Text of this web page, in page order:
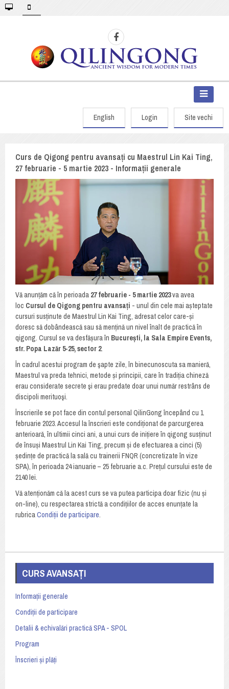
English Login Site vechi
Curs de Qigong pentru avansați cu Maestrul Lin Kai Ting,
27 februarie - 5 martie 2023 - Informații generale
Vă anunțăm că în perioada 27 februarie - 5 martie 2023va avea
loc Cursul de Qigong pentru avansați - unul din cele mai așteptate
cursuri susținute de Maestrul Lin Kai Ting, adresat celor care-și
doresc să dobândească sau să mențină un nivel înalt de practică în
qigong. Cursul se va desfășura în București, la Sala Empire Events,
str. Popa Lazăr 5-25, sector 2.
În cadrul acestui program de şapte zile, în binecunoscuta sa manieră,
Maestrul va preda tehnici, metode și principii, care în tradiția chineză
erau considerate secrete şi erau predate doar unui număr restrâns de
discipoli merituoşi.
Înscrierile se pot face din contul personal QilinGong începând cu 1
februarie 2023. Accesul la înscrieri este condiționat de parcurgerea
anterioară, în ultimii cinci ani, a unui curs de inițiere în qigong susținut
de însuși Maestrul Lin Kai Ting, precum și de efectuarea a cinci (5)
ședințe de practică la sală cu trainerii FNQR (concretizate în vize
SPA), în perioada 24 ianuarie – 25 februarie a.c. Prețul cursului este de
2140 lei.
Vă atenționăm că la acest curs se va putea participa doar fizic (nu și
on-line), cu respectarea strictă a condițiilor de acces enunțate la
rubricaCondiții de participare.
CURS AVANSAȚI
Informații generale
Condiții de participare
Detalii & echivalări practică SPA - SPOL
Program
Înscrieri și plăți